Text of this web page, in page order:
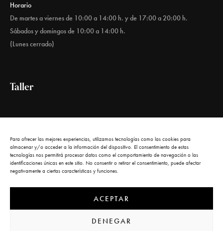
Para ofrecer las mejores experiencias, utilizamos tecnologías como las cookies para
almacenar y/o acceder a la información del dispositivo. El consentimiento de estas
tecnologías nos permitirá procesar datos como el comportamiento de navegación o las
identificaciones únicas en este sitio. No consentir o retirar el consentimiento, puede afectar
negativamente a ciertas características y funciones.
ACEPTAR
DENEGAR
Horario
De martes a viernes de 10:00 a 14:00 h. y de 17:00 a 20:00 h.
Sábados y domingos de 10:00 a 14:00 h.
(Lunes cerrado)
Taller
Calle del Carnero, 1
Kodikas. All rights reserved. |